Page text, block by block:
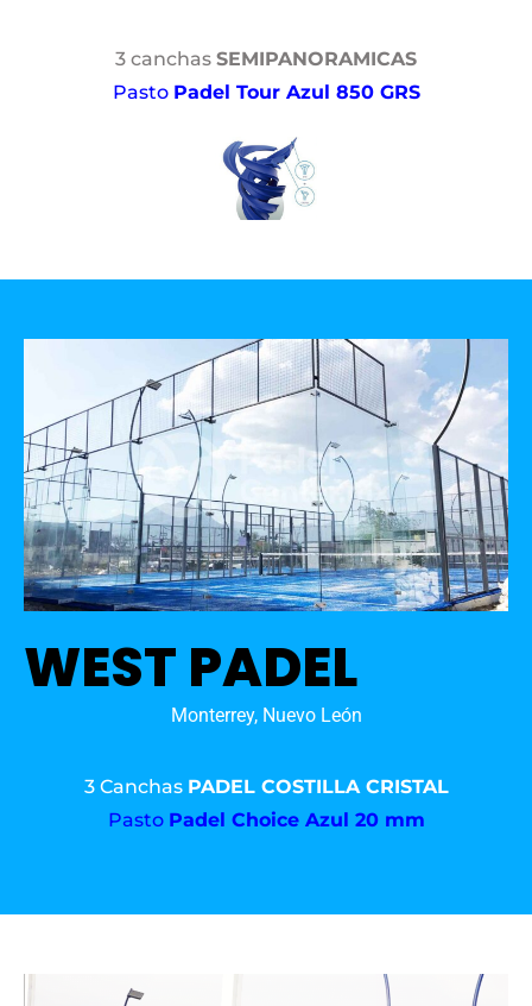
3 canchas SEMIPANORAMICAS
Pasto Padel Tour Azul 850 GRS
WEST PADEL
Monterrey, Nuevo León
3 Canchas PADEL COSTILLA CRISTAL
Pasto Padel Choice Azul 20 mm